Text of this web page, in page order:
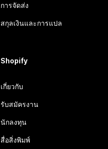
การจัดส่ง
สกุลเงินและการแปล
Shopify
เกี่ยวกับ
รับสมัครงาน
นักลงทุน
สื่อสิ่งพิมพ์